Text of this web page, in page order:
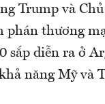
Trump và
phán thương
sắp diễn ra ở
năng Mỹ và